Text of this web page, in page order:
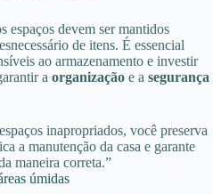
espaços devem ser mantidos
de itens. É essencial
ao armazenamento e investir
a organização e a segurança
inapropriados, você preserva
a manutenção da casa e garante
maneira correta.”
úmidas